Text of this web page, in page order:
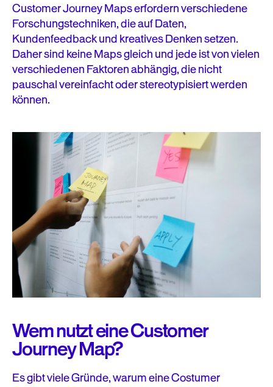
Customer Journey Maps erfordern verschiedene
Forschungstechniken, die auf Daten,
Kundenfeedback und kreatives Denken setzen.
Daher sind keine Maps gleich und jede ist von vielen
verschiedenen Faktoren abhängig, die nicht
pauschal vereinfacht oder stereotypisiert werden
können.
Wem nutzt eine Customer
Journey Map?
Es gibt viele Gründe, warum eine Costumer